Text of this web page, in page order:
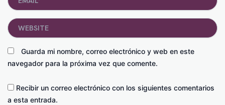
Guarda mi nombre, correo electrónico y web en este
navegador para la próxima vez que comente.
Website
Recibir un correo electrónico con los siguientes comentarios
a esta entrada.